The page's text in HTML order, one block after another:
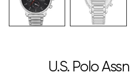
U.S. Polo